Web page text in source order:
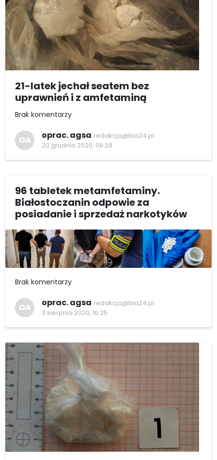
21-latek jechał seatem bez
uprawnień i z amfetaminą
Brak komentarzy
OA oprac. agsa redakcja@bia24.pl
20 grudnia 2020, 09:28
96 tabletek metamfetaminy.
Białostoczanin odpowie za
posiadanie i sprzedaż narkotyków
Brak komentarzy
OA oprac. agsa redakcja@bia24.pl
3 sierpnia 2020, 16:25